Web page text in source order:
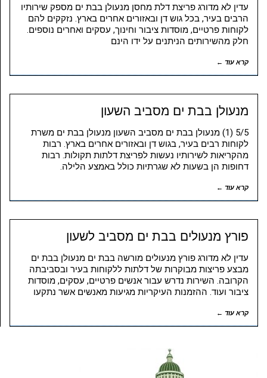
עדין לא מדורג פריצת דלת מחסן מנעולן בבת ים מספק שירותיו
הרבים בעיר, בכל גוש דן ובאזורים אחרים בארץ. נזקקים להם
לקוחות פרטיים, מוסדות ציבור וחינוך, עסקים ואחרים נוספים.
חלק מהשירותים הניתנים על ידו הינם
קרא עוד ←
מנעולן בבת ים מסביב השעון
5/5 (1) מנעולן בבת ים מסביב השעון מנעולן בבת ים משרת
לקוחות רבים בעיר, בגוש דן ובאזורים אחרים בארץ. רבות
מהקריאות לשירותיו נעשות לפריצת דלתות תקולות. רבות
דחופות הן בשעות לא שגרתיות כולל באמצע הלילה.
קרא עוד ←
פורץ מנעולים בבת ים מסביב לשעון
עדין לא מדורג פורץ מנעולים מורשה בבת ים מנעולן בבת ים
מבצע פריצות מבוקרות של דלתות ללקוחות בעיר ובסביבתה
הקרובה. השירות נדרש עבור אנשים פרטיים, עסקים, מוסדות
ציבור ועוד. ההזמנות העיקריות מגיעות מאנשים אשר נתקעו
קרא עוד ←